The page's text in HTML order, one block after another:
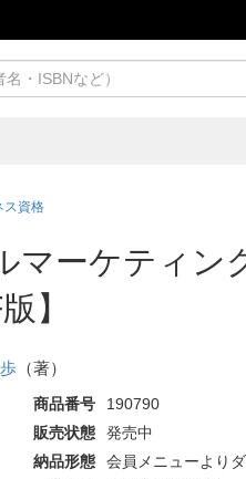
ス資格
マーケティン
】
（著）
商品番号
190790
販売状態
発売中
納品形態
会員メニューより